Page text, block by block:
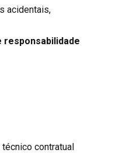
acidentais,
responsabilidade
contratual